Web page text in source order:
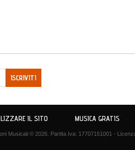
ISCRIVITI
IL SITO MUSICA GRATIS
Musicali © 2026. Partita Iva: 17707151001 -